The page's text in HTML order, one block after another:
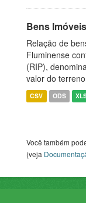
Bens Imóveis
Relação de
Fluminense
(RIP),
valor do
CSV ODS
Você também
(veja